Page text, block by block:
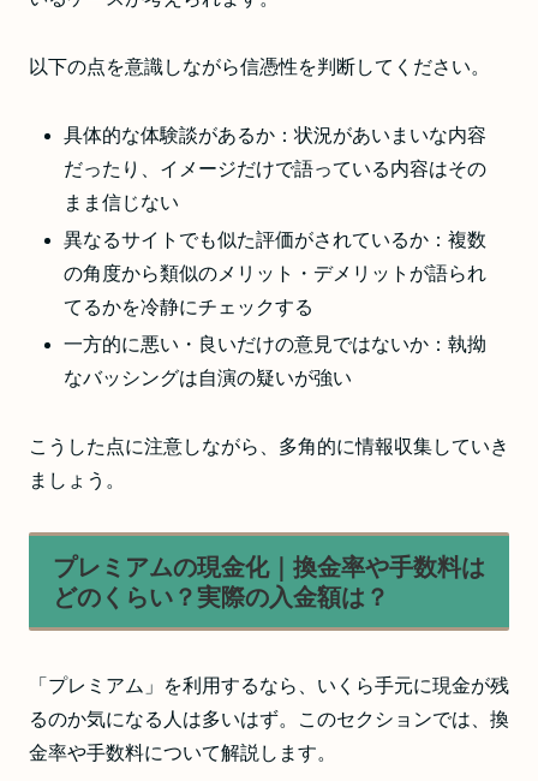
以下の点を意識しながら信憑性を判断してください。
具体的な体験談があるか：状況があいまいな内容
だったり、イメージだけで語っている内容はその
まま信じない
異なるサイトでも似た評価がされているか：複数
の角度から類似のメリット・デメリットが語られ
てるかを冷静にチェックする
一方的に悪い・良いだけの意見ではないか：執拗
なバッシングは自演の疑いが強い
こうした点に注意しながら、多角的に情報収集していき
ましょう。
プレミアムの現金化｜換金率や手数料は
どのくらい？実際の入金額は？
「プレミアム」を利用するなら、いくら手元に現金が残
るのか気になる人は多いはず。このセクションでは、換
金率や手数料について解説します。